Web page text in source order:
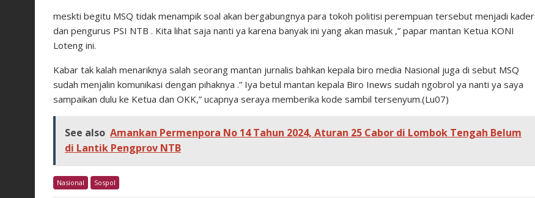
meskti begitu MSQ tidak menampik soal akan bergabungnya para tokoh politisi perempuan tersebut menjadi kader
dan pengurus PSI NTB . Kita lihat saja nanti ya karena banyak ini yang akan masuk ,” papar mantan Ketua KONI
Loteng ini.
Kabar tak kalah menariknya salah seorang mantan jurnalis bahkan kepala biro media Nasional juga di sebut MSQ
sudah menjalin komunikasi dengan pihaknya .” Iya betul mantan kepala Biro Inews sudah ngobrol ya nanti ya saya
sampaikan dulu ke Ketua dan OKK,” ucapnya seraya memberika kode sambil tersenyum.(Lu07)
See also Amankan Permenpora No 14 Tahun 2024, Aturan 25 Cabor di Lombok Tengah Belum
di Lantik Pengprov NTB
Nasional Sospol